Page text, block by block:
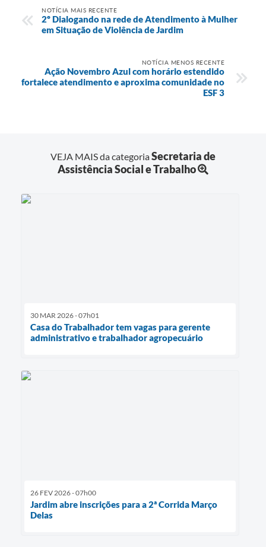
NOTÍCIA MAIS RECENTE
2º Dialogando na rede de Atendimento à Mulher
em Situação de Violência de Jardim
NOTÍCIA MENOS RECENTE
Ação Novembro Azul com horário estendido
fortalece atendimento e aproxima comunidade no
ESF 3
VEJA MAIS da categoriaSecretaria de
Assistência Social e Trabalho
30 MAR 2026 - 07h01
Casa do Trabalhador tem vagas para gerente
administrativo e trabalhador agropecuário
26 FEV 2026 - 07h00
Jardim abre inscrições para a 2ª Corrida Março
Delas